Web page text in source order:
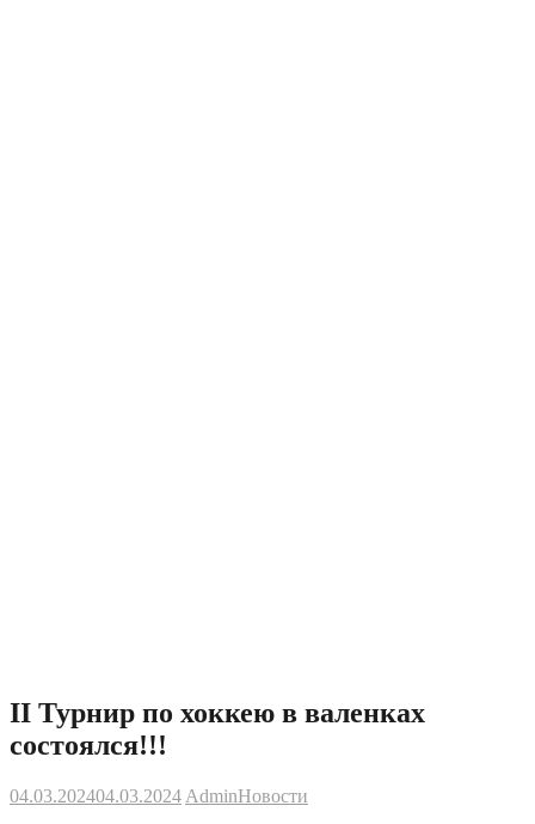
II Турнир по хоккею в валенках
состоялся!!!
04.03.202404.03.2024 AdminНовости